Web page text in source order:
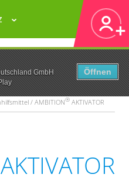
GmbH
Öffnen
/ AMBITION® AKTIVATOR
AKTIVATOR